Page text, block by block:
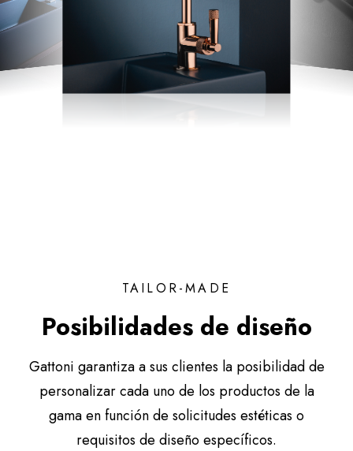
TAILOR-MADE
Posibilidades de diseño
Gattoni garantiza a sus clientes la posibilidad de
personalizar cada uno de los productos de la
gama en función de solicitudes estéticas o
requisitos de diseño específicos.